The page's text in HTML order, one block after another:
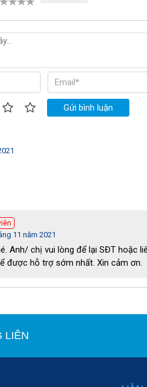
15L là phụ kiện BẮT BUỘC
với đầu máy (thông với khoang
dẫn hướng inox.
bị giảm đi. Nhưng đường dẫn quá
đi kèm khi mua máy hút bụi công
nó có thể bị giòn, vỡ hoặc chỗ mối
Gửi bình luận
11 năm 2021
Anh/ chị vui lòng để lại SĐT hoặc
được hỗ trợ sớm nhất. Xin cảm ơn.
LIÊN